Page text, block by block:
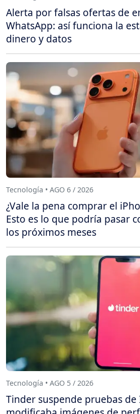
Alerta por falsas ofertas de
WhatsApp: así funciona la
dinero y datos
Tecnología • AGO 6 / 2026
¿Vale la pena comprar el
Esto es lo que podría pasar
los próximos meses
Tecnología • AGO 5 / 2026
Tinder suspende pruebas de